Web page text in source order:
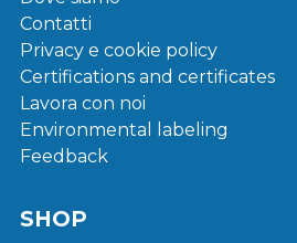
Contatti
Privacy e cookie policy
Certifications and certificates
Lavora con noi
Environmental labeling
Feedback
SHOP